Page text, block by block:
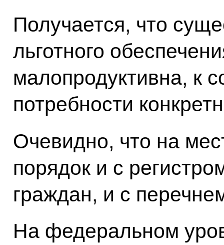
Получается, что
льготного
малопродуктивна, к
потребности
Очевидно, что на
порядок и с
граждан, и с
На федеральном